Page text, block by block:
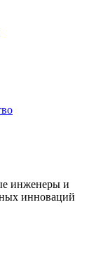
инженеры и
инноваций